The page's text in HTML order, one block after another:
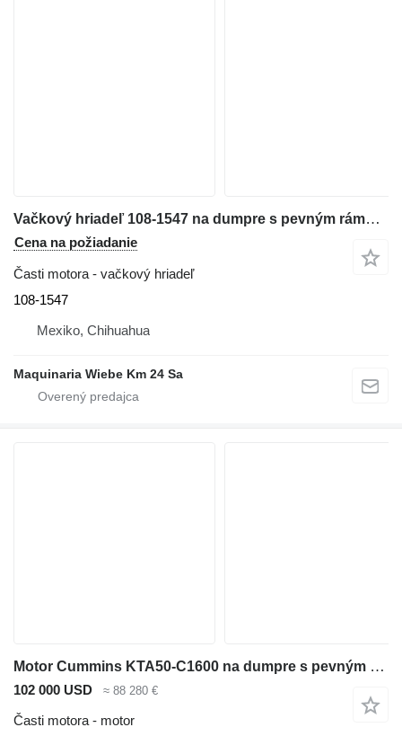
Vačkový hriadeľ 108-1547 na dumpre s pevným rámom Caterpillar 771D
Cena na požiadanie
Časti motora - vačkový hriadeľ
108-1547
Mexiko, Chihuahua
Maquinaria Wiebe Km 24 Sa
Motor Cummins KTA50-C1600 na dumpre s pevným rámom BELAZ-75131
102 000 USD ≈ 88 280 €
Časti motora - motor